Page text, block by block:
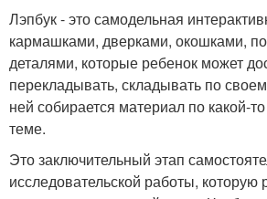
Лэпбук - это самодельная
кармашками, дверками, окошками,
деталями, которые ребенок может
перекладывать, складывать по
ней собирается материал по какой-
теме.
Это заключительный этап
исследовательской работы, которую